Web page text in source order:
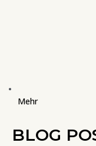
Mehr
BLOG